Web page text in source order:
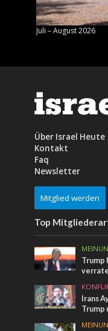
Juli – August 2026
Über Israel Heute
Kontakt
Faq
Newsletter
Mitglied werden
Top
Trump
Irans
Trump